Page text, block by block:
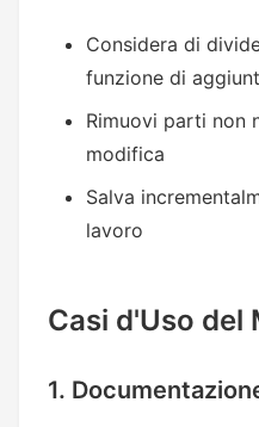
Considera di
funzione di
Rimuovi parti non
modifica
Salva
lavoro
Casi d'Uso del
1.